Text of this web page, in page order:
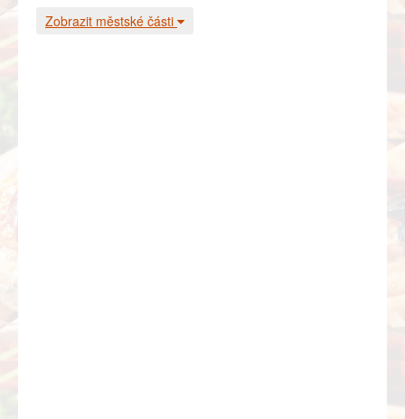
Zobrazit městské části